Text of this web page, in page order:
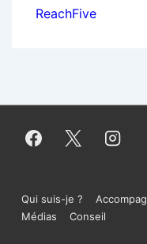
ReachFive
Menu
Qui suis-je ?
Médias
Conseil